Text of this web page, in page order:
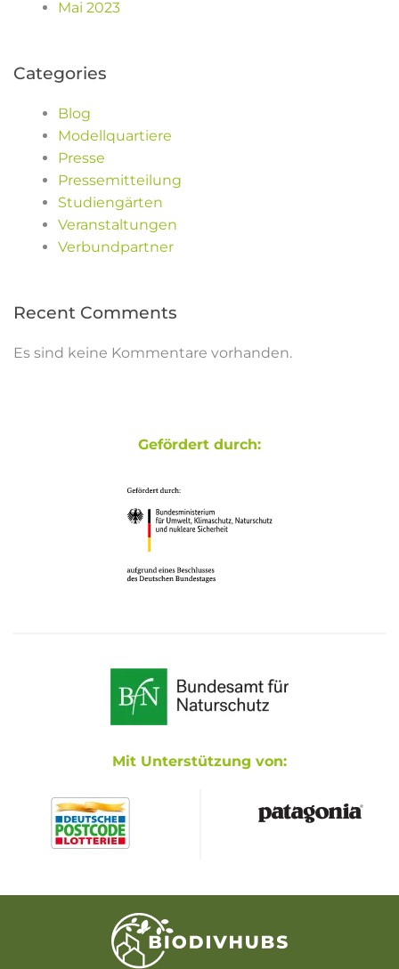
Mai 2023
Categories
Blog
Modellquartiere
Presse
Pressemitteilung
Studiengärten
Veranstaltungen
Verbundpartner
Recent Comments
Es sind keine Kommentare vorhanden.
Gefördert durch:
Mit Unterstützung von: